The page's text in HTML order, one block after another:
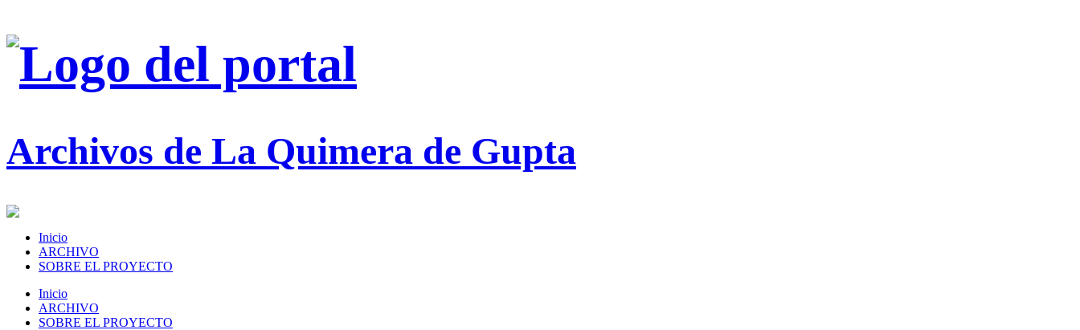
Archivos de La Quimera de Gupta
Inicio
ARCHIVO
SOBRE EL PROYECTO
Inicio
ARCHIVO
SOBRE EL PROYECTO